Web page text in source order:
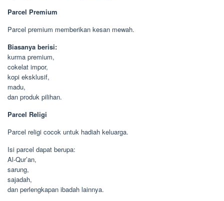
Parcel Premium
Parcel premium memberikan kesan mewah.
Biasanya berisi:
kurma premium,
cokelat impor,
kopi eksklusif,
madu,
dan produk pilihan.
Parcel Religi
Parcel religi cocok untuk hadiah keluarga.
Isi parcel dapat berupa:
Al-Qur’an,
sarung,
sajadah,
dan perlengkapan ibadah lainnya.